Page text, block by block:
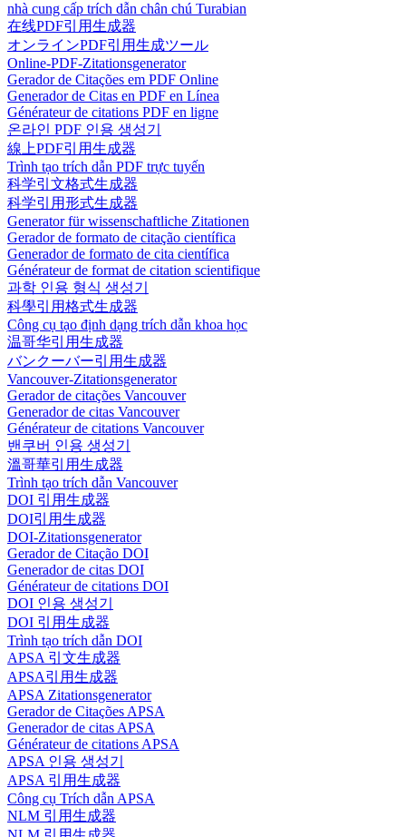
nhà cung cấp trích dẫn chân chú Turabian
在线PDF引用生成器
オンラインPDF引用生成ツール
Online-PDF-Zitationsgenerator
Gerador de Citações em PDF Online
Generador de Citas en PDF en Línea
Générateur de citations PDF en ligne
온라인 PDF 인용 생성기
線上PDF引用生成器
Trình tạo trích dẫn PDF trực tuyến
科学引文格式生成器
科学引用形式生成器
Generator für wissenschaftliche Zitationen
Gerador de formato de citação científica
Generador de formato de cita científica
Générateur de format de citation scientifique
과학 인용 형식 생성기
科學引用格式生成器
Công cụ tạo định dạng trích dẫn khoa học
温哥华引用生成器
バンクーバー引用生成器
Vancouver-Zitationsgenerator
Gerador de citações Vancouver
Generador de citas Vancouver
Générateur de citations Vancouver
밴쿠버 인용 생성기
溫哥華引用生成器
Trình tạo trích dẫn Vancouver
DOI 引用生成器
DOI引用生成器
DOI-Zitationsgenerator
Gerador de Citação DOI
Generador de citas DOI
Générateur de citations DOI
DOI 인용 생성기
DOI 引用生成器
Trình tạo trích dẫn DOI
APSA 引文生成器
APSA引用生成器
APSA Zitationsgenerator
Gerador de Citações APSA
Generador de citas APSA
Générateur de citations APSA
APSA 인용 생성기
APSA 引用生成器
Công cụ Trích dẫn APSA
NLM 引用生成器